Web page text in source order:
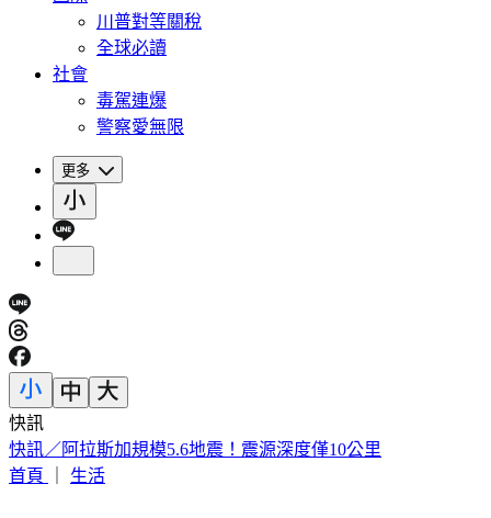
川普對等關稅
全球必讀
社會
毒駕連爆
警察愛無限
更多
快訊
熊本同一活斷層「10年內兩度錯動」！恐再爆大地震
首頁
生活